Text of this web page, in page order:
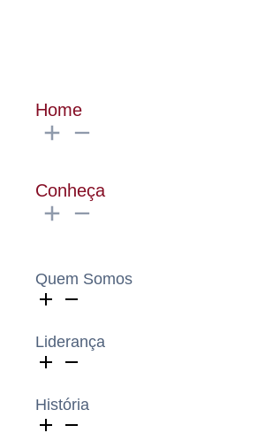
Home
Conheça
Quem Somos
Liderança
História